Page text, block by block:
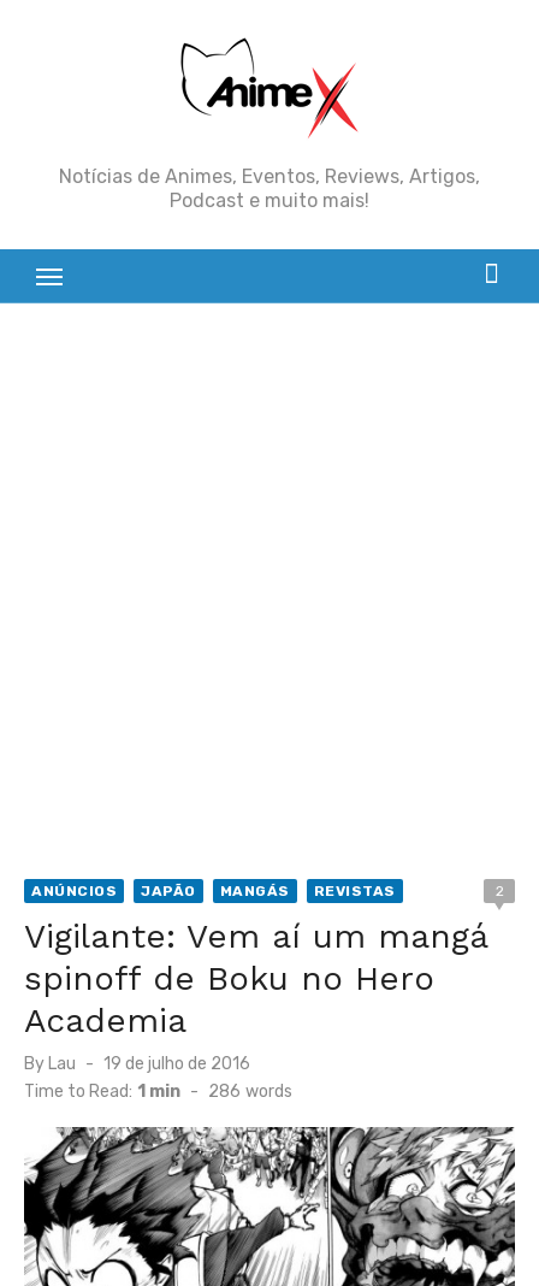
Notícias de Animes, Eventos, Reviews, Artigos,
Podcast e muito mais!
ANÚNCIOS JAPÃO MANGÁS REVISTAS 2
Vigilante: Vem aí um mangá
spinoff de Boku no Hero
Academia
By Lau
Posted
on
19 de julho de 2016
Time to Read: 1 min - 286 words